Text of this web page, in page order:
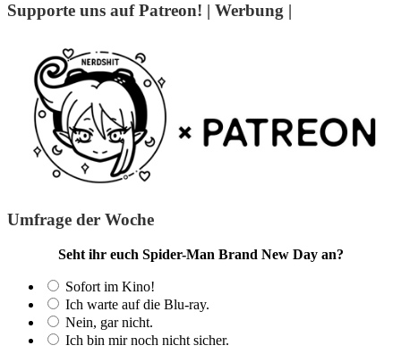
Supporte uns auf Patreon! | Werbung |
Umfrage der Woche
Seht ihr euch Spider-Man Brand New Day an?
Sofort im Kino!
Ich warte auf die Blu-ray.
Nein, gar nicht.
Ich bin mir noch nicht sicher.